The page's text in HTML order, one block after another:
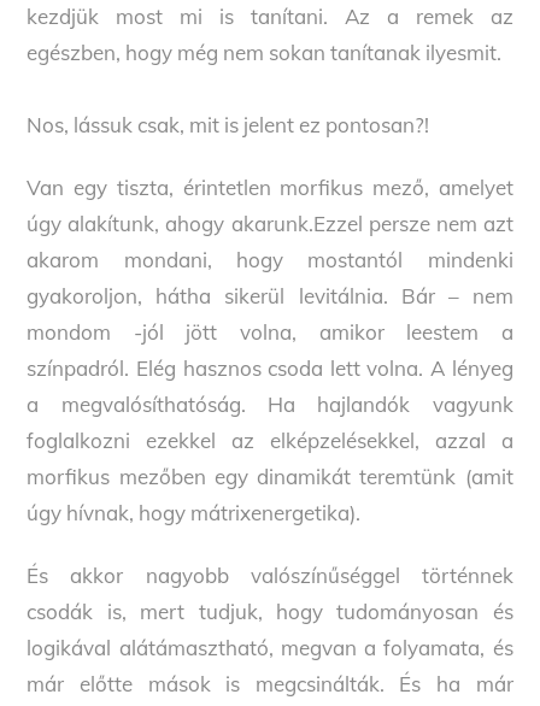
kezdjük most mi is tanítani. Az a remek az
egészben, hogy még nem sokan tanítanak ilyesmit.
Nos, lássuk csak, mit is jelent ez pontosan?!
Van egy tiszta, érintetlen morfikus mező, amelyet
úgy alakítunk, ahogy akarunk.Ezzel persze nem azt
akarom mondani, hogy mostantól mindenki
gyakoroljon, hátha sikerül levitálnia. Bár – nem
mondom -jól jött volna, amikor leestem a
színpadról. Elég hasznos csoda lett volna. A lényeg
a megvalósíthatóság. Ha hajlandók vagyunk
foglalkozni ezekkel az elképzelésekkel, azzal a
morfikus mezőben egy dinamikát teremtünk (amit
úgy hívnak, hogy mátrixenergetika).
És akkor nagyobb valószínűséggel történnek
csodák is, mert tudjuk, hogy tudományosan és
logikával alátámasztható, megvan a folyamata, és
már előtte mások is megcsinálták. És ha már